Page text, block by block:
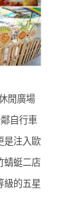
閒廣場
自行車
是注入歐
蜻蜓二店
級的五星